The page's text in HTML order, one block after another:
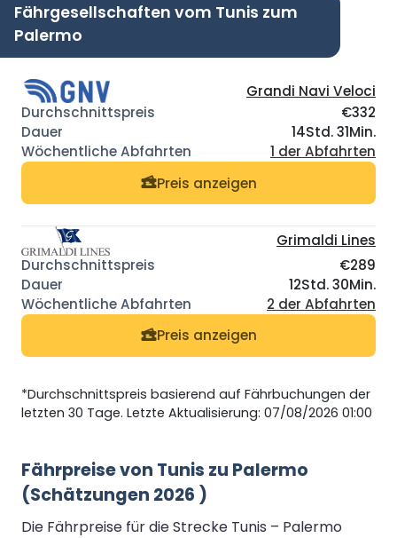
Fährgesellschaften vom Tunis zum
Palermo
Grandi Navi Veloci
€332
14Std. 31Min.
1 der Abfahrten
Preis anzeigen
Grimaldi Lines
€289
12Std. 30Min.
2 der Abfahrten
Preis anzeigen
*Durchschnittspreis basierend auf Fährbuchungen der
letzten 30 Tage. Letzte Aktualisierung: 07/08/2026 01:00
Fährpreise von Tunis zu Palermo
(Schätzungen 2026 )
Die Fährpreise für die Strecke Tunis – Palermo